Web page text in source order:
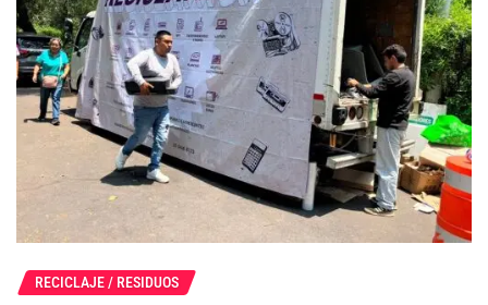
RECICLAJE / RESIDUOS